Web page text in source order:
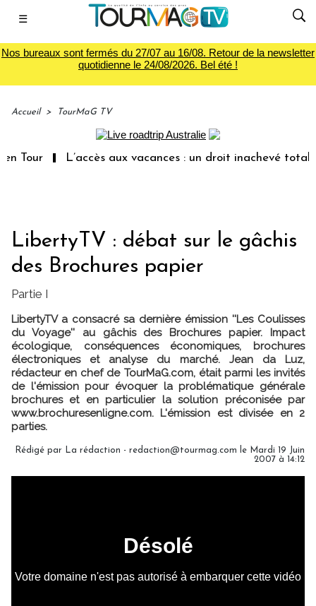
☰
Nos bureaux sont fermés du 27/07 au 16/08. Retour de la newsletter
quotidienne le 24/08/2026. Bel été !
Accueil > TourMaG TV
L’accès aux vacances : un droit inachevé
LibertyTV : débat sur le gâchis
des Brochures papier
Partie I
LibertyTV a consacré sa dernière émission ''Les Coulisses
du Voyage'' au gâchis des Brochures papier. Impact
écologique, conséquences économiques, brochures
électroniques et analyse du marché. Jean da Luz,
rédacteur en chef de TourMaG.com, était parmi les invités
de l'émission pour évoquer la problématique générale
brochures et en particulier la solution préconisée par
www.brochuresenligne.com. L'émission est divisée en 2
parties.
Rédigé par La rédaction - redaction@tourmag.com le Mardi 19 Juin
2007 à 14:12